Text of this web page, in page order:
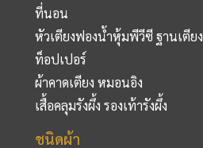
ที่นอน
หัวเตียงฟองน้ำหุ้มพีวีซี ฐานเตียง
ท็อปเปอร์
ผ้าคาดเตียง หมอนอิง
เสื้อคลุมรังผึ้ง รองเท้ารังผึ้ง
ชนิดผ้า